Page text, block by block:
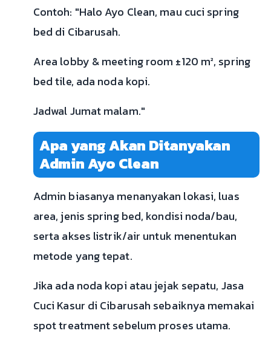
Contoh: "Halo Ayo Clean, mau cuci spring
bed di Cibarusah.
Area lobby & meeting room ±120 m², spring
bed tile, ada noda kopi.
Jadwal Jumat malam."
Apa yang Akan Ditanyakan
Admin Ayo Clean
Admin biasanya menanyakan lokasi, luas
area, jenis spring bed, kondisi noda/bau,
serta akses listrik/air untuk menentukan
metode yang tepat.
Jika ada noda kopi atau jejak sepatu, Jasa
Cuci Kasur di Cibarusah sebaiknya memakai
spot treatment sebelum proses utama.